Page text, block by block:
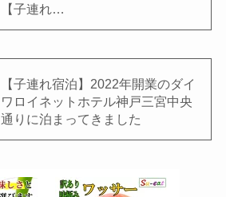
【子連れ…
【子連れ宿泊】2022年開業のダイ
ワロイネットホテル神戸三宮中央
通りに泊まってきました